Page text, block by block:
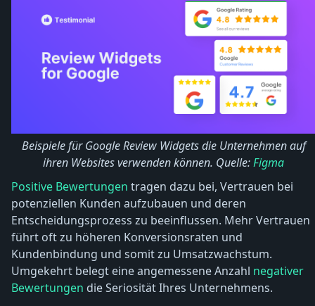
Beispiele für Google Review Widgets die Unternehmen auf
ihren Websites verwenden können. Quelle:Figma
Positive Bewertungen tragen dazu bei, Vertrauen bei
potenziellen Kunden aufzubauen und deren
Entscheidungsprozess zu beeinflussen. Mehr Vertrauen
führt oft zu höheren Konversionsraten und
Kundenbindung und somit zu Umsatzwachstum.
Umgekehrt belegt eine angemessene Anzahl negativer
Bewertungen die Seriosität Ihres Unternehmens.